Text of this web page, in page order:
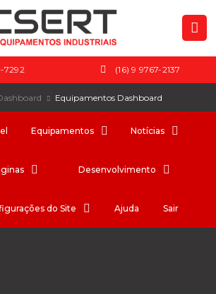
7292 (16) 9 9767-2137
Equipamentos Dashboard
Equipamentos Notícias
Desenvolvimento
do Site Ajuda Sair